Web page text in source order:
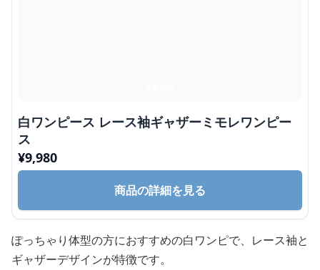
白ワンピース レース袖ギャザーミモレワンピー
ス
¥9,980
商品の詳細を見る
ぽっちゃり体型の方におすすめの白ワンピで、レース袖と
ギャザーデザインが特徴です。